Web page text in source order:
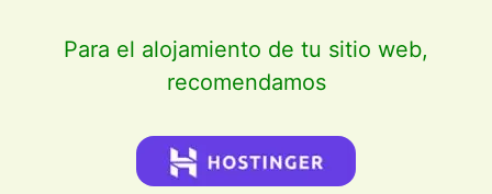
Para el alojamiento de tu sitio web,
recomendamos